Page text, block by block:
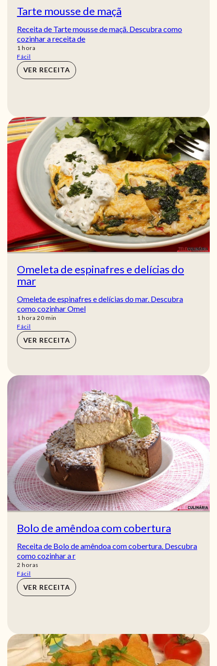
Tarte mousse de maçã
Receita de Tarte mousse de maçã. Descubra como
cozinhar a receita de
1 hora
hora
Fácil
VER RECEITA
Omeleta de espinafres e delícias do
mar
Omeleta de espinafres e delícias do mar. Descubra
como cozinhar Omel
1 hora
hora 20min
min
Fácil
VER RECEITA
Bolo de amêndoa com cobertura
Receita de Bolo de amêndoa com cobertura. Descubra
como cozinhar a r
2 horas
horas
Fácil
VER RECEITA